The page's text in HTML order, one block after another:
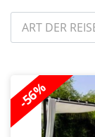
ART DER
-56%